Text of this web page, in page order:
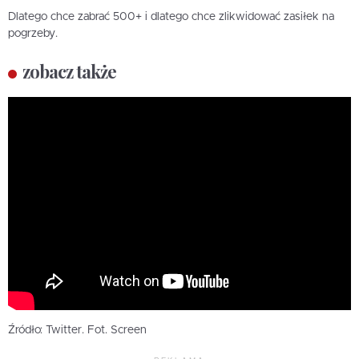
Dlatego chce zabrać 500+ i dlatego chce zlikwidować zasiłek na
pogrzeby.
zobacz także
Źródło: Twitter. Fot. Screen